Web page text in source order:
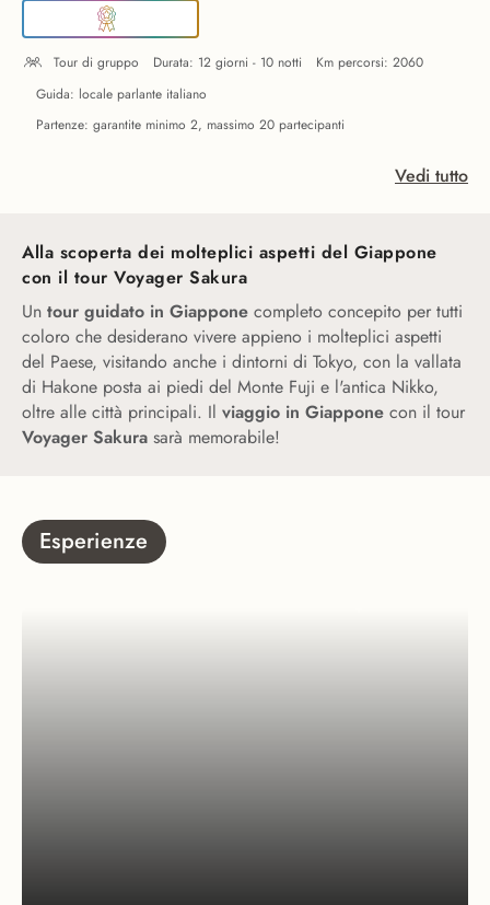
Tour di gruppo Durata: 12 giorni - 10 notti
Km percorsi: 2060
Guida: locale parlante italiano
Partenze: garantite minimo 2, massimo 20 partecipanti
Vedi tutto
Alla scoperta dei molteplici aspetti del Giappone
con il tour Voyager Sakura
Un tour guidato in Giappone completo concepito per tutti
coloro che desiderano vivere appieno i molteplici aspetti
del Paese, visitando anche i dintorni di Tokyo, con la vallata
di Hakone posta ai piedi del Monte Fuji e l'antica Nikko,
oltre alle città principali. Il viaggio in Giappone con il tour
Voyager Sakura sarà memorabile!
Esperienze